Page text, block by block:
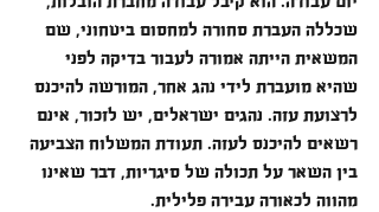
שכללה העברת סחורה למחסום ביטחוני, שם
המשאית הייתה אמורה לעבור בדיקה לפני
שהיא מועברת לידי נהג אחר, המורשה להיכנס
לרצועת עזה. נהגים ישראלים, יש לזכור, אינם
רשאים להיכנס לעזה. תעודת המשלוח הצביעה
בין השאר על תכולה של סיגריות, דבר שאינו
מהווה לכאורה עבירה פלילית.